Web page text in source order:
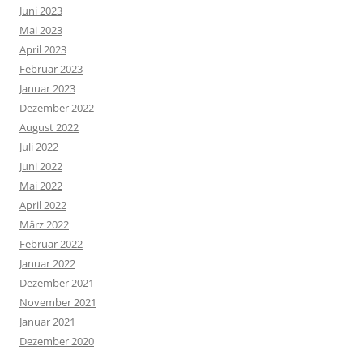
Juni 2023
Mai 2023
April 2023
Februar 2023
Januar 2023
Dezember 2022
August 2022
Juli 2022
Juni 2022
Mai 2022
April 2022
März 2022
Februar 2022
Januar 2022
Dezember 2021
November 2021
Januar 2021
Dezember 2020